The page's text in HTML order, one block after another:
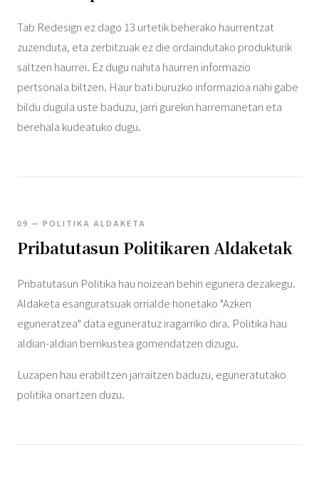
Tab Redesign ez dago 13 urtetik beherako haurrentzat
zuzenduta, eta zerbitzuak ez die ordaindutako produkturik
saltzen haurrei. Ez dugu nahita haurren informazio
pertsonala biltzen. Haur bati buruzko informazioa nahi gabe
bildu dugula uste baduzu, jarri gurekin harremanetan eta
berehala kudeatuko dugu.
09 — POLITIKA ALDAKETA
Pribatutasun Politikaren Aldaketak
Pribatutasun Politika hau noizean behin egunera dezakegu.
Aldaketa esanguratsuak orrialde honetako "Azken
eguneratzea" data eguneratuz iragarriko dira. Politika hau
aldian-aldian berrikustea gomendatzen dizugu.
Luzapen hau erabiltzen jarraitzen baduzu, eguneratutako
politika onartzen duzu.